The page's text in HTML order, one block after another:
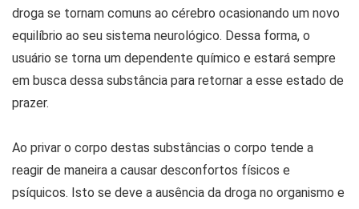
droga se tornam comuns ao cérebro ocasionando um novo
equilíbrio ao seu sistema neurológico. Dessa forma, o
usuário se torna um dependente químico e estará sempre
em busca dessa substância para retornar a esse estado de
prazer.
Ao privar o corpo destas substâncias o corpo tende a
reagir de maneira a causar desconfortos físicos e
psíquicos. Isto se deve a ausência da droga no organismo e